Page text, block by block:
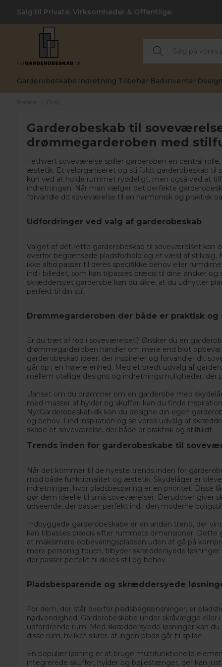
Salg til Private, Virksomheder & Offentlige
Garderobeskabe Indretning Tilbehør Bad Inventar
Garderobeskab til
drømmegarderoben med
I ethvert soveværelse spiller garderoben en central
æstetik. Et velorganiseret og stilfuldt garderobeskab til
kun ved at holde rummet ryddeligt, men også ved at
indretningen. Når man vælger det perfekte
forvandle dit soveværelse til en harmonisk og praktisk
Udfordringer ved valg af garderobeskab
Valget af det rette garderobeskab til soveværelset kan
overfor begrænsede pladsforhold og et væld af stilvalg.
ikke altid passer til deres specifikke behov eller
ind i billedet, som kan tilpasses præcis til dine ønsker
skræddersyet garderobe kan du sikre, at du udnytter
perfekt til din stil.
Drømmegarderoben der både er praktisk og
Er du træt af rod i soveværelset? Ønsker du en
drømmegarderoben handler om mere end blot
garderobeskab ideer, der inspirerer og forvandler dit
går op i en højere enhed. Med et bredt udvalg af
mellem utallige designs og indretningsmuligheder, der
Uanset om du drømmer om en garderobe med
med masser af hylder og skuffer, kan du finde
NytGarderobeskab.dk kan du designe din egen
og behov. Find inspiration og se vores udvalg af
skabe et soveværelse, der både er praktisk og stilfuldt.
Trends inden for garderobeskabe til
Når det kommer til de nyeste trends inden for
mod både funktionalitet og æstetik. Skydelåger er
indretninger, hvor pladsbesparing er en prioritet. Disse
gør dem ideelle til små soveværelser. Derudover giver
udseende, der passer perfekt ind i den moderne boligstil.
Indbyggede garderobeskabe er en anden trend, der
kan tilpasses præcis efter rummets dimensioner. Dette
at maksimere opbevaringspladsen uden at gå på
mere personlig touch, tilbyder skræddersyede løsninger
der passer perfekt til deres stil og behov.
Pladsbesparende og skræddersyede
For dem, der står overfor pladsbegrænsninger, er
nødvendighed. Garderobeskabe under skråvægge eller
udfordrende rum. Med skræddersyede løsninger kan
disse rum, hvilket sikrer, at ingen plads går til spilde.
En populær løsning er at bruge multifunktionelle
integrerede skuffer, hylder og bøjlestænger, der kan